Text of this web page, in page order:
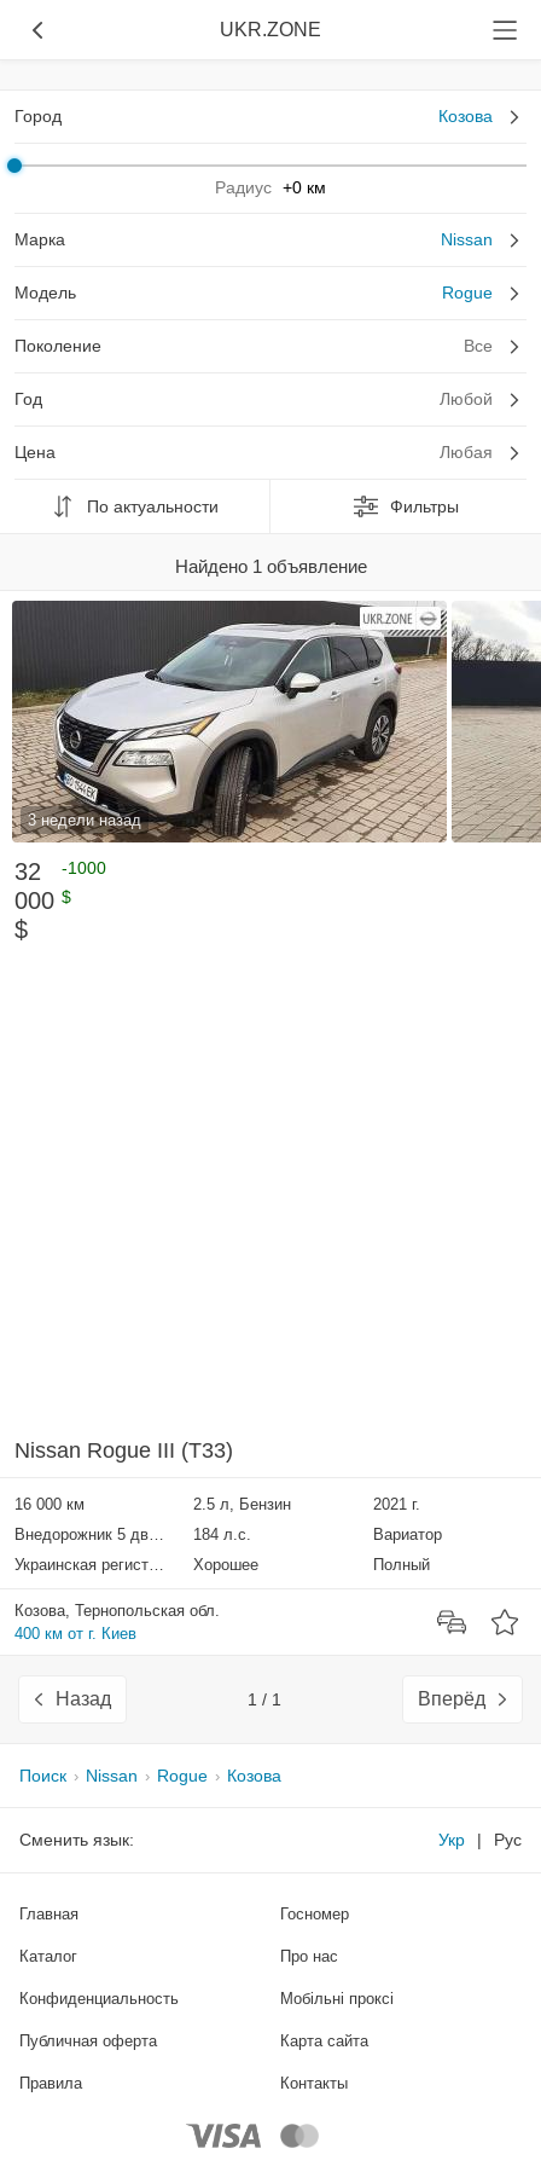
UKR.ZONE
Город Козова
Радиус +0 км
Марка Nissan
Модель Rogue
Поколение Все
Год Любой
Цена Любая
По актуальности Фильтры
Найдено 1 объявление
3 недели назад
32
000
$
-1000
$
Nissan Rogue III (T33)
16 000 км 2.5 л, Бензин
2021 г.
Внедорожник 5 дверей
184 л.с.
Вариатор
Украинская регистрация
Хорошее Полный
Козова, Тернопольская обл.
400 км от г. Киев
Назад 1 / 1 Вперёд
Поиск Nissan Rogue Козова
Сменить язык: Укр | Рус
Главная
Каталог
Госномер
Про нас
Конфиденциальность Мобільні проксі
Публичная оферта Карта сайта
Правила Контакты